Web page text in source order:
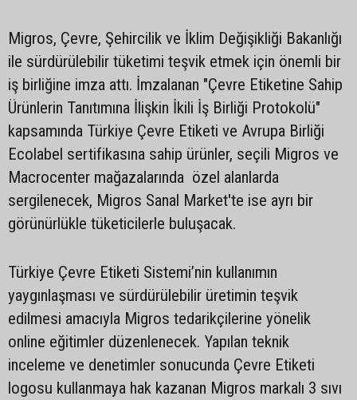
Migros, Çevre, Şehircilik ve İklim Değişikliği Bakanlığı
ile sürdürülebilir tüketimi teşvik etmek için önemli bir
iş birliğine imza attı. İmzalanan "Çevre Etiketine Sahip
Ürünlerin Tanıtımına İlişkin İkili İş Birliği Protokolü"
kapsamında Türkiye Çevre Etiketi ve Avrupa Birliği
Ecolabel sertifikasına sahip ürünler, seçili Migros ve
Macrocenter mağazalarında özel alanlarda
sergilenecek, Migros Sanal Market'te ise ayrı bir
görünürlükle tüketicilerle buluşacak.
Türkiye Çevre Etiketi Sistemi’nin kullanımın
yaygınlaşması ve sürdürülebilir üretimin teşvik
edilmesi amacıyla Migros tedarikçilerine yönelik
online eğitimler düzenlenecek. Yapılan teknik
inceleme ve denetimler sonucunda Çevre Etiketi
logosu kullanmaya hak kazanan Migros markalı 3 sıvı